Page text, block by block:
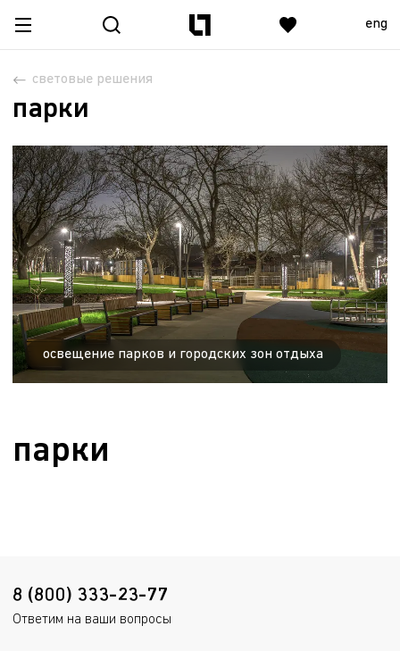
eng
световые решения
парки
освещение парков и городских зон отдыха
парки
8 (800) 333-23-77
Ответим на ваши вопросы